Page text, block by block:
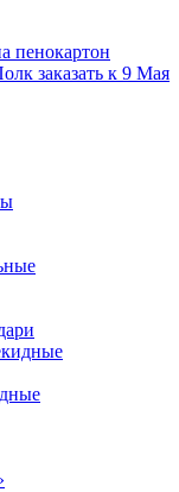
пенокартон
заказать к 9 Мая